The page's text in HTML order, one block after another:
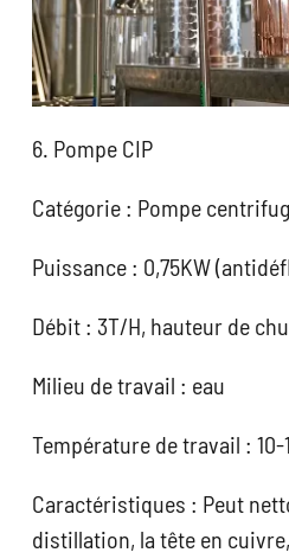
6. Pompe CIP
Catégorie : Pompe
Puissance : 0,75KW
Débit : 3T/H, hauteur de
Milieu de travail : eau
Température de travail :
Caractéristiques : Peut
distillation, la tête en